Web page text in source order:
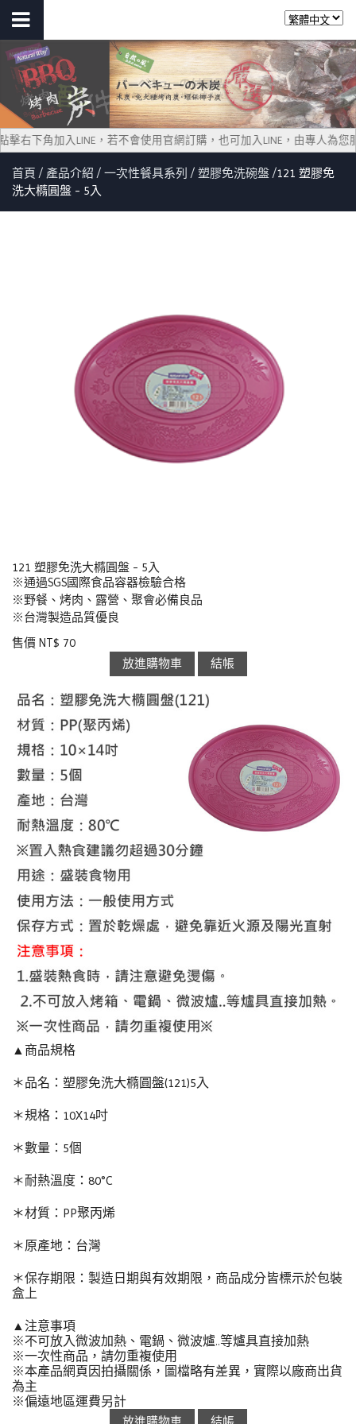
右下角加入LINE，若不會使用官網訂購，也可加入LINE，由專人為您服
首頁 產品介紹 一次性餐具系列 塑膠免洗碗盤 121 塑膠免
洗大橢圓盤 - 5入
121 塑膠免洗大橢圓盤 - 5入
※通過SGS國際食品容器檢驗合格
※野餐、烤肉、露營、聚會必備良品
※台灣製造品質優良
售價 NT$ 70
▲商品規格
＊品名：塑膠免洗大橢圓盤(121)5入
＊規格：10X14吋
＊數量：5個
＊耐熱溫度：80°C
＊材質：PP聚丙烯
＊原產地：台灣
＊保存期限：製造日期與有效期限，商品成分皆標示於包裝
盒上
▲注意事項
※不可放入微波加熱、電鍋、微波爐..等爐具直接加熱
※一次性商品，請勿重複使用
※本產品網頁因拍攝關係，圖檔略有差異，實際以廠商出貨
為主
※偏遠地區運費另計